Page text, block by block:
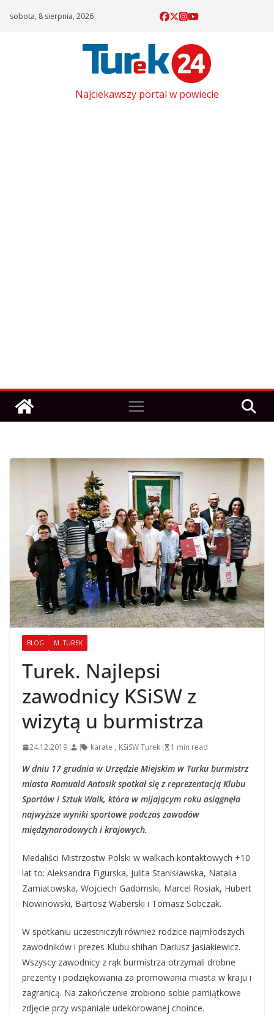
sobota, 8 sierpnia, 2026
Najciekawszy portal w powiecie
BLOG M. TUREK
Turek. Najlepsi
zawodnicy KSiSW z
wizytą u burmistrza
24.12.2019 karate , KSiSW Turek 1 min read
W dniu 17 grudnia w Urzędzie Miejskim w Turku burmistrz
miasta Romuald Antosik spotkał się z reprezentacją Klubu
Sportów i Sztuk Walk, która w mijającym roku osiągnęła
najwyższe wyniki sportowe podczas zawodów
międzynarodowych i krajowych.
Medaliści Mistrzostw Polski w walkach kontaktowych +10
lat to: Aleksandra Figurska, Julita Stanisławska, Natalia
Zamiatowska, Wojciech Gadomski, Marcel Rosiak, Hubert
Nowinowski, Bartosz Waberski i Tomasz Sobczak.
W spotkaniu uczestniczyli również rodzice najmłodszych
zawodników i prezes Klubu shihan Dariusz Jasiakiewicz.
Wszyscy zawodnicy z rąk burmistrza otrzymali drobne
prezenty i podziękowania za promowania miasta w kraju i
zagranicą. Na zakończenie zrobiono sobie pamiątkowe
zdjęcie przy wspaniale udekorowanej choince.